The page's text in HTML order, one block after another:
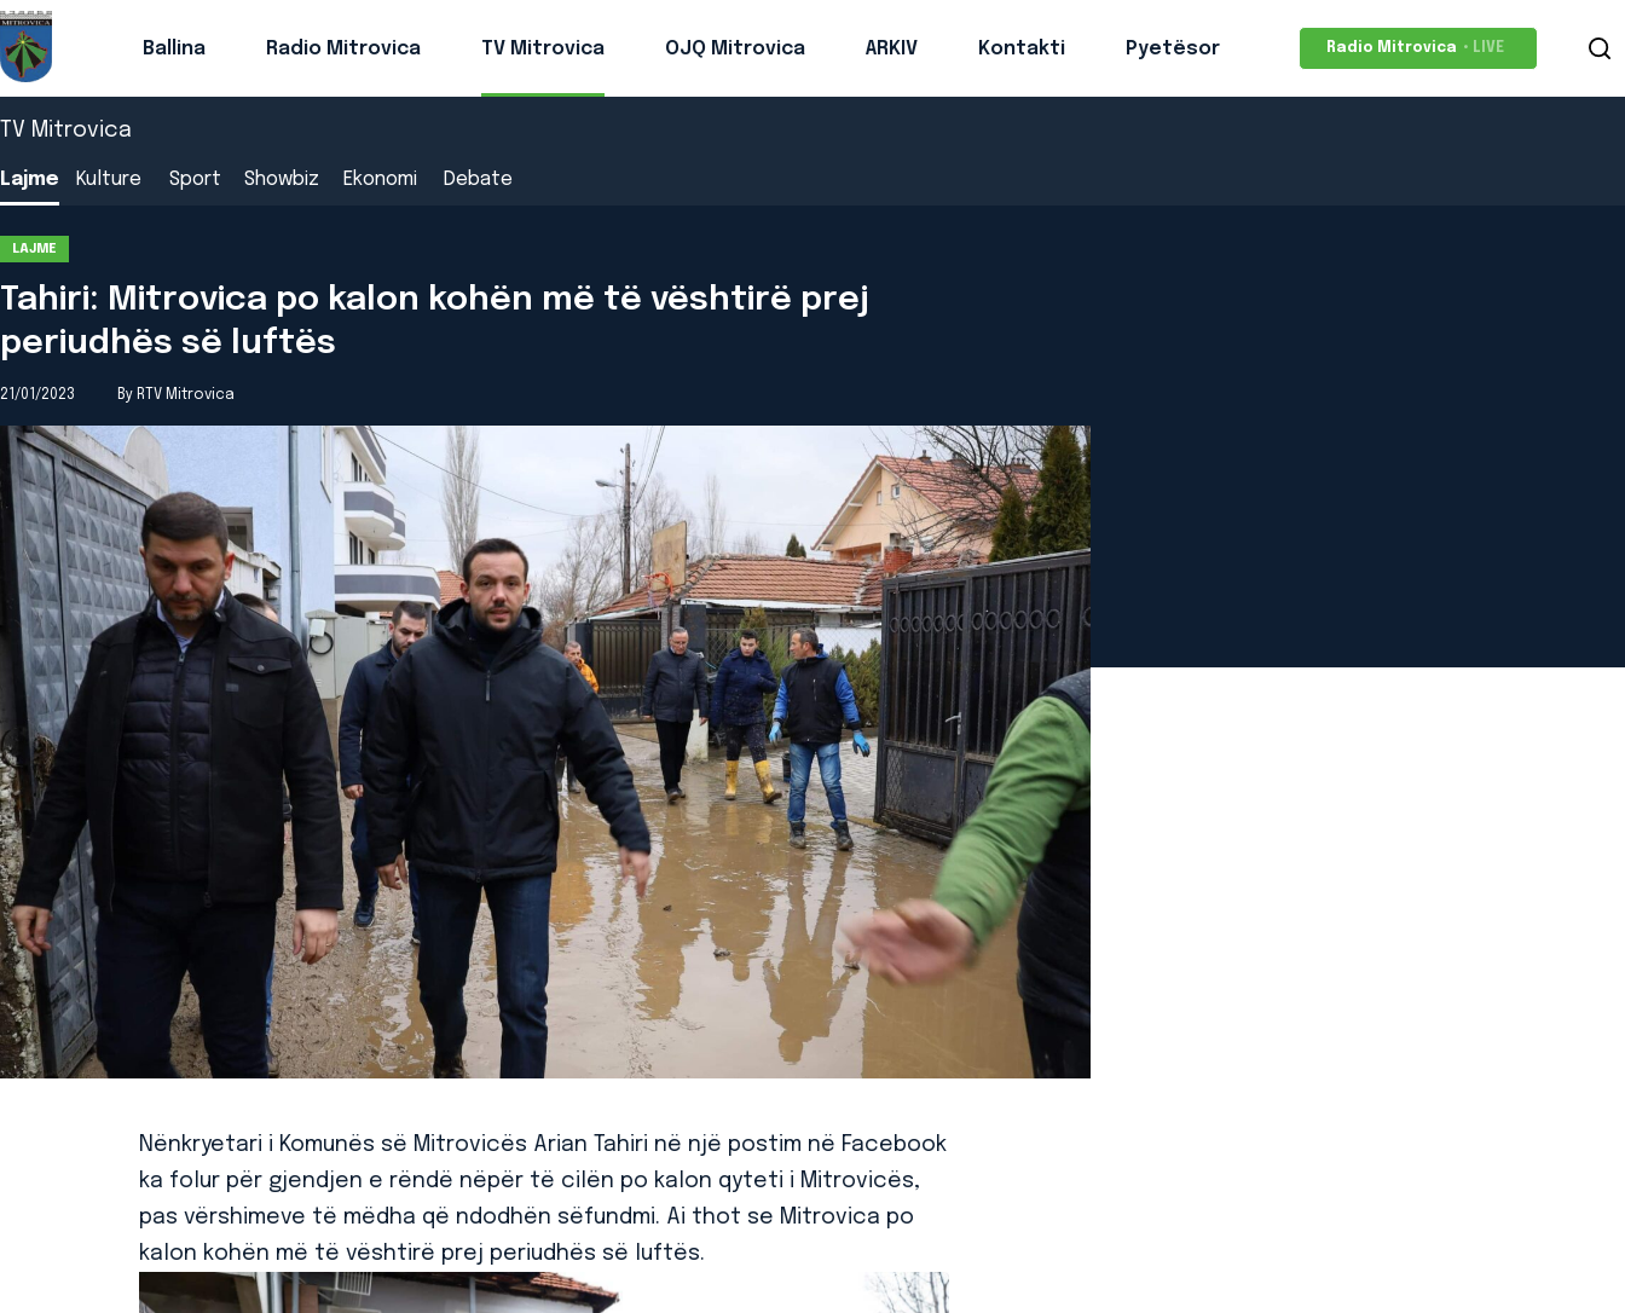
Ballina Radio Mitrovica TV Mitrovica
TV Mitrovica
Lajme Kulture Sport Showbiz Ekonomi Debate
OJQ Mitrovica ARKIV Kontakti Pyetësor Radio Mitrovica • LIVE
LAJME
Tahiri: Mitrovica po kalon kohën më të vështirë prej
periudhës së luftës
21/01/2023 By RTV Mitrovica
Nënkryetari i Komunës së Mitrovicës Arian Tahiri në një postim në Facebook
ka folur për gjendjen e rëndë nëpër të cilën po kalon qyteti i Mitrovicës,
pas vërshimeve të mëdha që ndodhën sëfundmi. Ai thot se Mitrovica po
kalon kohën më të vështirë prej periudhës së luftës.